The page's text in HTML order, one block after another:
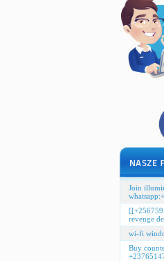
Join
revenge
wi-fi
Buy